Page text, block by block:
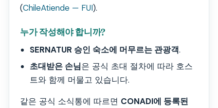
(ChileAtiende — FUI).
누가 작성해야 합니까?
SERNATUR 승인 숙소에 머무르는 관광객.
초대받은 손님은 공식 초대 절차에 따라 호스
트와 함께 머물고 있습니다.
같은 공식 소식통에 따르면 CONADI에 등록된